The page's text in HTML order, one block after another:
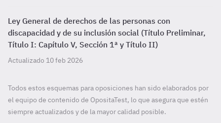
Ley General de derechos de las personas con
discapacidad y de su inclusión social (Título Preliminar,
Título I: Capítulo V, Sección 1ª y Título II)
Actualizado 10 feb 2026
Todos estos esquemas para oposiciones han sido elaborados por
el equipo de contenido de OpositaTest, lo que asegura que estén
siempre actualizados y de la mayor calidad posible.